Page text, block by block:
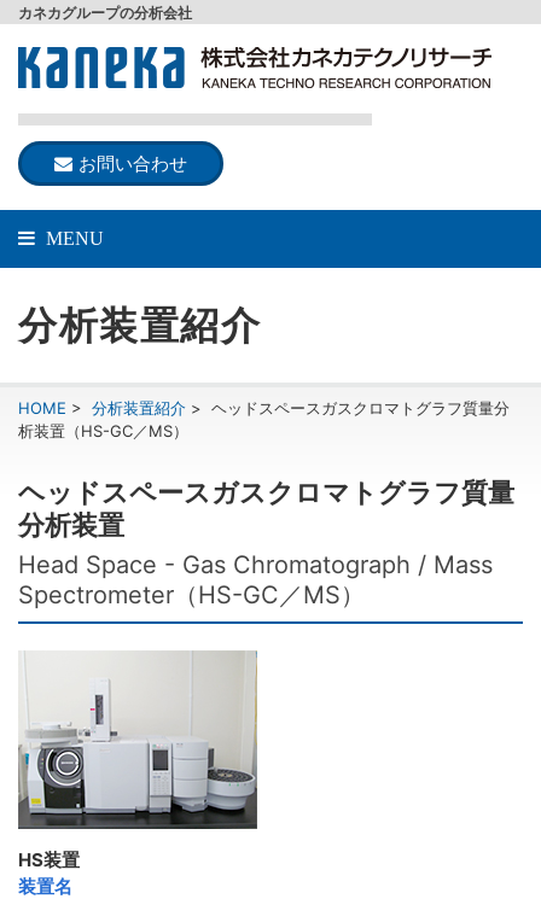
カネカグループの分析会社
お問い合わせ
MENU
分析装置紹介
HOME > 分析装置紹介 > ヘッドスペースガスクロマトグラフ質量分
析装置（HS-GC／MS）
ヘッドスペースガスクロマトグラフ質量
分析装置
Head Space - Gas Chromatograph / Mass
Spectrometer（HS-GC／MS）
HS装置
装置名